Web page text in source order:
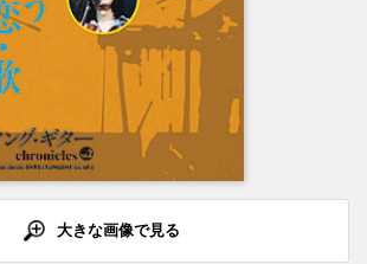
大きな画像で見る